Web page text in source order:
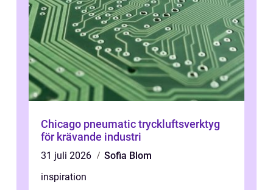
Chicago pneumatic tryckluftsverktyg
för krävande industri
31 juli 2026
Sofia Blom
inspiration